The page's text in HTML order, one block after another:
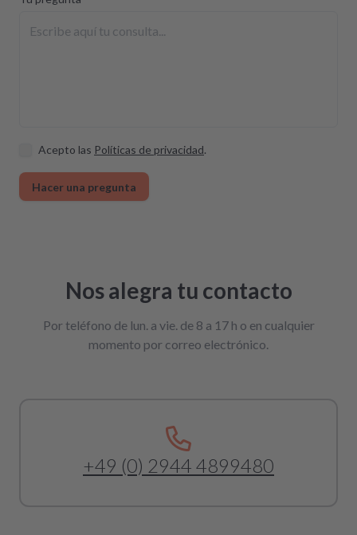
Acepto las Políticas de privacidad.
Hacer una pregunta
Nos alegra tu contacto
Por teléfono de lun. a vie. de 8 a 17 h o en cualquier
momento por correo electrónico.
+49 (0) 2944 4899480